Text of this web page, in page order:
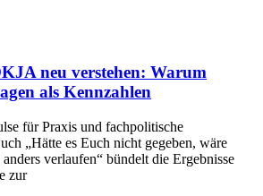
neu verstehen: Warum
als Kennzahlen
für Praxis und fachpolitische
„Hätte es Euch nicht gegeben, wäre
verlaufen“ bündelt die Ergebnisse
zur